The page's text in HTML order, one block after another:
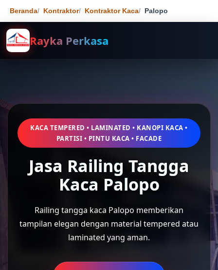
Beranda Kontraktor Kontraktor Kaca Palopo
Rayka Perkasa
KACA TEMPERED • LAMINATED • KANOPI KACA •
PARTISI • PINTU KACA • FACADE
Jasa Railing Tangga
Kaca Palopo
Railing tangga kaca Palopo memberikan
tampilan elegan dengan material tempered atau
laminated yang aman.